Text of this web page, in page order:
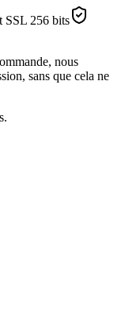
SSL 256 bits
nous
sans que cela ne